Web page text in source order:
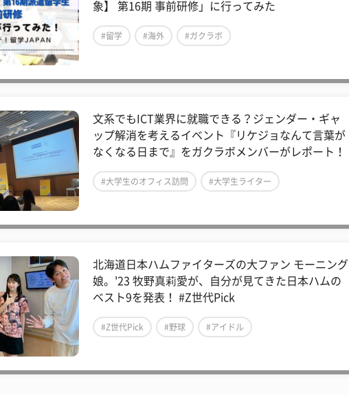
象】 第16期 事前研修」に行ってみた
#留学 #海外 #ガクラボ
文系でもICT業界に就職できる？ジェンダー・ギャ
ップ解消を考えるイベント『リケジョなんて言葉が
なくなる日まで』をガクラボメンバーがレポート！
#大学生のオフィス訪問 #大学生ライター
北海道日本ハムファイターズの大ファン モーニング
娘。'23 牧野真莉愛が、自分が見てきた日本ハムの
ベスト9を発表！ #Z世代Pick
#Z世代Pick #野球 #アイドル